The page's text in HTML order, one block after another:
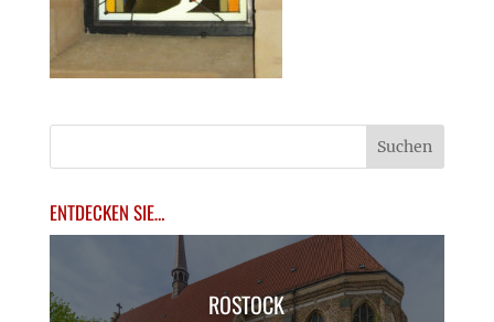
ENTDECKEN SIE…
ROSTOCK